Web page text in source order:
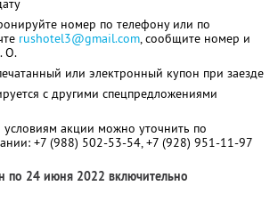
номер по телефону или по
rushotel3@gmail.com,сообщите номер и
О.
или электронный купон при заезде
с другими спецпредложениями
акции можно уточнить по
+7 (988) 502-53-54, +7 (928) 951-11-97
по 24 июня 2022 включительно